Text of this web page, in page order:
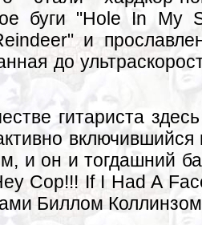
буги "Hole In My
и
до
гитариста
и он и тогдашний
Cop!!! If I Had A
Биллом